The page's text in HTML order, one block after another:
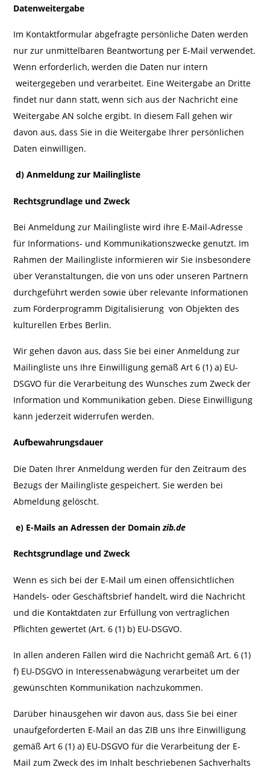
Datenweitergabe
Im Kontaktformular abgefragte persönliche Daten werden
nur zur unmittelbaren Beantwortung per E-Mail verwendet.
Wenn erforderlich, werden die Daten nur intern
weitergegeben und verarbeitet. Eine Weitergabe an Dritte
findet nur dann statt, wenn sich aus der Nachricht eine
Weitergabe AN solche ergibt. In diesem Fall gehen wir
davon aus, dass Sie in die Weitergabe Ihrer persönlichen
Daten einwilligen.
d)Anmeldung zur Mailingliste
Rechtsgrundlage und Zweck
Bei Anmeldung zur Mailingliste wird ihre E-Mail-Adresse
für Informations- und Kommunikations­zwecke genutzt. Im
Rahmen der Mailingliste informieren wir Sie insbesondere
über Veranstaltungen, die von uns oder unseren Partnern
durchgeführt werden sowie über relevante Informationen
zum Förderprogramm Digitalisierung von Objekten des
kulturellen Erbes Berlin.
Wir gehen davon aus, dass Sie bei einer Anmeldung zur
Mailingliste uns Ihre Einwilligung gemäß Art 6 (1) a) EU-
DSGVO für die Verarbeitung des Wunsches zum Zweck der
Information und Kommunikation geben. Diese Einwilligung
kann jederzeit widerrufen werden.
Aufbewahrungsdauer
Die Daten Ihrer Anmeldung werden für den Zeitraum des
Bezugs der Mailingliste gespeichert. Sie werden bei
Abmeldung gelöscht.
e) E-Mails an Adressen der Domainzib.de
Rechtsgrundlage und Zweck
Wenn es sich bei der E-Mail um einen offensichtlichen
Handels- oder Geschäftsbrief handelt, wird die Nachricht
und die Kontaktdaten zur Erfüllung von vertraglichen
Pflichten gewertet (Art. 6 (1) b) EU-DSGVO.
In allen anderen Fällen wird die Nachricht gemäß Art. 6 (1)
f) EU-DSGVO in Interessenabwägung verarbeitet um der
gewünschten Kommunikation nachzukommen.
Darüber hinausgehen wir davon aus, dass Sie bei einer
unaufgeforderten E-Mail an das ZIB uns Ihre Einwilligung
gemäß Art 6 (1) a) EU-DSGVO für die Verarbeitung der E-
Mail zum Zweck des im Inhalt beschriebenen Sachverhalts